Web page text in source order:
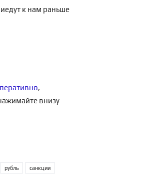
к нам раньше
,
внизу
рубль санкции